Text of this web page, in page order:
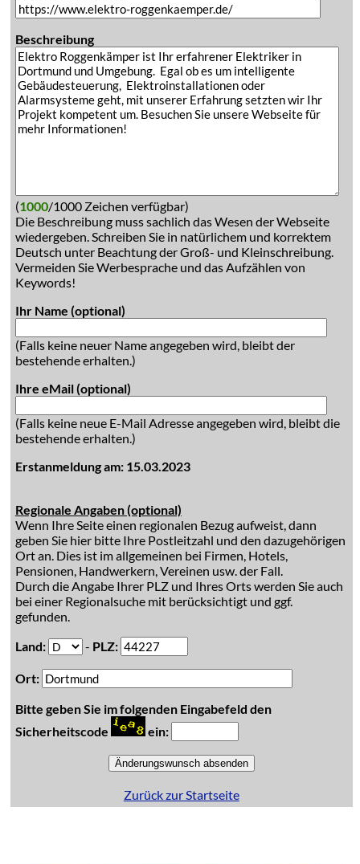
Beschreibung
(1000/1000 Zeichen verfügbar)
Die Beschreibung muss sachlich das Wesen der Webseite
wiedergeben. Schreiben Sie in natürlichem und korrektem
Deutsch unter Beachtung der Groß- und Kleinschreibung.
Vermeiden Sie Werbesprache und das Aufzählen von
Keywords!
Ihr Name (optional)
(Falls keine neuer Name angegeben wird, bleibt der
bestehende erhalten.)
Ihre eMail (optional)
(Falls keine neue E-Mail Adresse angegeben wird, bleibt die
bestehende erhalten.)
Erstanmeldung am: 15.03.2023
Regionale Angaben (optional)
Wenn Ihre Seite einen regionalen Bezug aufweist, dann
geben Sie hier bitte Ihre Postleitzahl und den dazugehörigen
Ort an. Dies ist im allgemeinen bei Firmen, Hotels,
Pensionen, Handwerkern, Vereinen usw. der Fall.
Durch die Angabe Ihrer PLZ und Ihres Orts werden Sie auch
bei einer Regionalsuche mit berücksichtigt und ggf.
gefunden.
Land:
- PLZ:
Ort:
Bitte geben Sie im folgenden Eingabefeld den
Sicherheitscode
ein:
Zurück zur Startseite